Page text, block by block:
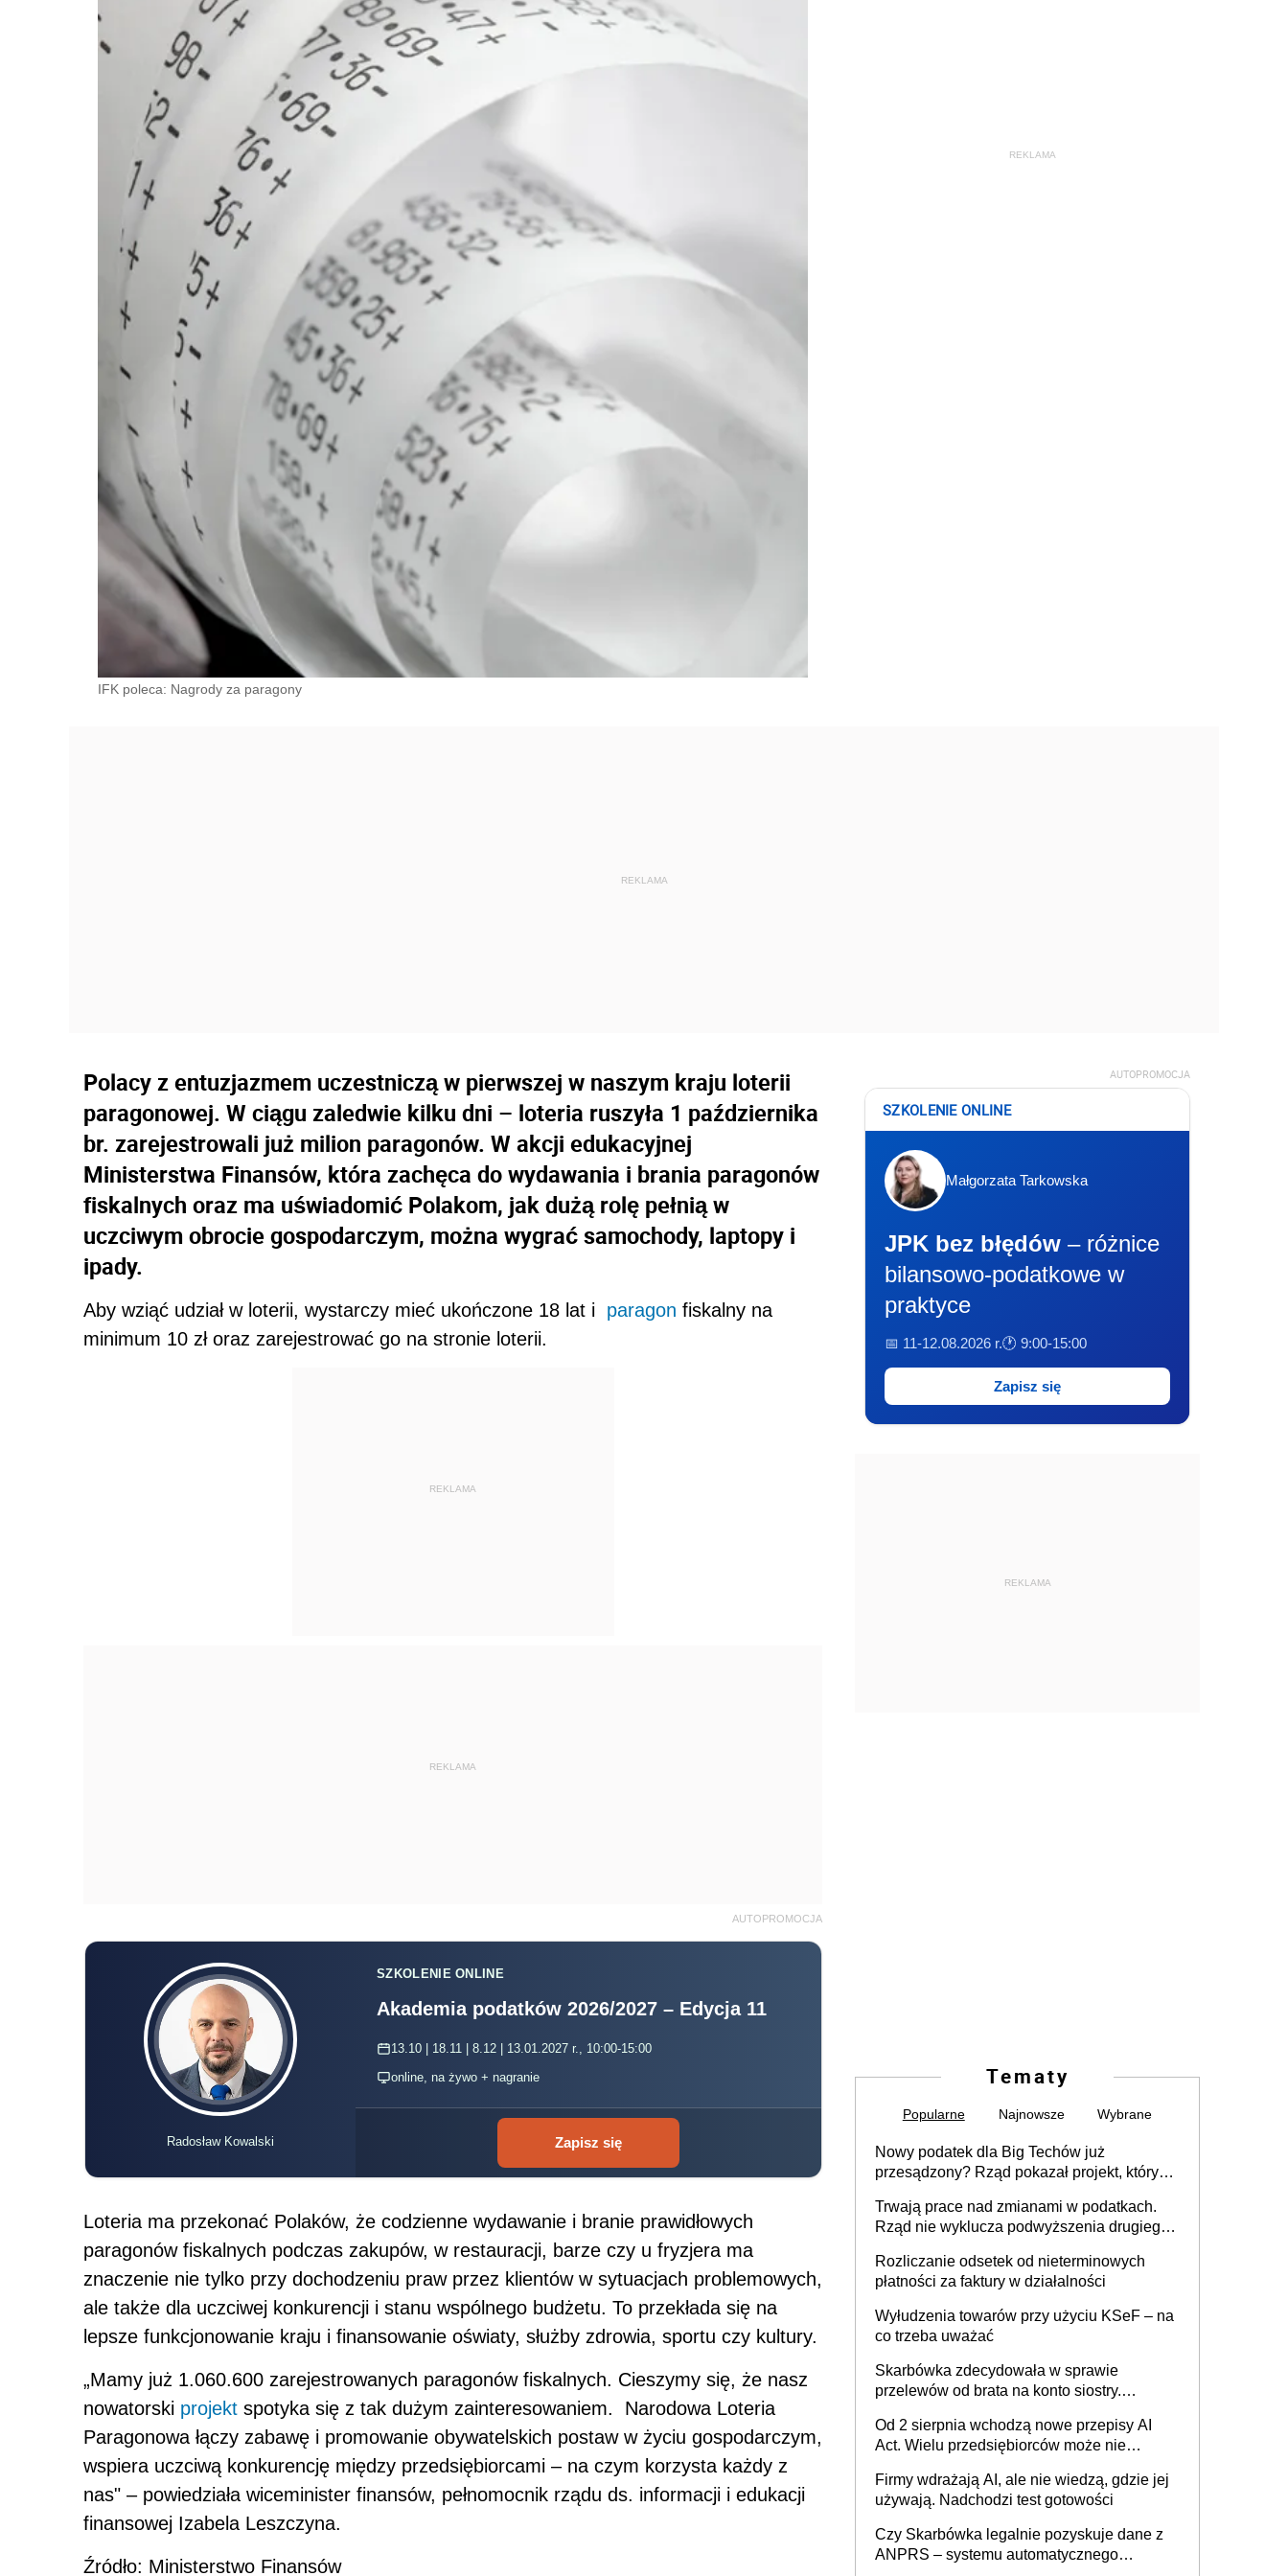
IFK poleca: Nagrody za paragony
Polacy z entuzjazmem uczestniczą w pierwszej w naszym kraju loterii
paragonowej. W ciągu zaledwie kilku dni – loteria ruszyła 1 października
br. zarejestrowali już milion paragonów. W akcji edukacyjnej
Ministerstwa Finansów, która zachęca do wydawania i brania paragonów
fiskalnych oraz ma uświadomić Polakom, jak dużą rolę pełnią w
uczciwym obrocie gospodarczym, można wygrać samochody, laptopy i
ipady.
Aby wziąć udział w loterii, wystarczy mieć ukończone 18 lat i paragon fiskalny na
minimum 10 zł oraz zarejestrować go na stronie loterii.
REKLAMA
REKLAMA
AUTOPROMOCJA
Radosław Kowalski
SZKOLENIE ONLINE
Akademia podatków 2026/2027 – Edycja 11
13.10 | 18.11 | 8.12 | 13.01.2027 r., 10:00-15:00
online, na żywo + nagranie
Zapisz się
Loteria ma przekonać Polaków, że codzienne wydawanie i branie prawidłowych
paragonów fiskalnych podczas zakupów, w restauracji, barze czy u fryzjera ma
znaczenie nie tylko przy dochodzeniu praw przez klientów w sytuacjach problemowych,
ale także dla uczciwej konkurencji i stanu wspólnego budżetu. To przekłada się na
lepsze funkcjonowanie kraju i finansowanie oświaty, służby zdrowia, sportu czy kultury.
„Mamy już 1.060.600 zarejestrowanych paragonów fiskalnych. Cieszymy się, że nasz
nowatorski projekt spotyka się z tak dużym zainteresowaniem. Narodowa Loteria
Paragonowa łączy zabawę i promowanie obywatelskich postaw w życiu gospodarczym,
wspiera uczciwą konkurencję między przedsiębiorcami – na czym korzysta każdy z
nas" – powiedziała wiceminister finansów, pełnomocnik rządu ds. informacji i edukacji
finansowej Izabela Leszczyna.
Źródło: Ministerstwo Finansów
AUTOPROMOCJA
SZKOLENIE ONLINE
Małgorzata Tarkowska
JPK bez błędów – różnice
bilansowo-podatkowe w
praktyce
📅 11-12.08.2026 r.🕐 9:00-15:00
Zapisz się
REKLAMA
Tematy
Popularne Najnowsze Wybrane
Nowy podatek dla Big Techów już
przesądzony? Rząd pokazał projekt, który
Trwają prace nad zmianami w podatkach.
Rząd nie wyklucza podwyższenia drugiego
Rozliczanie odsetek od nieterminowych
płatności za faktury w działalności
Wyłudzenia towarów przy użyciu KSeF – na
co trzeba uważać
Skarbówka zdecydowała w sprawie
przelewów od brata na konto siostry.
darowizna, ale podatku jednak nie będzie
Od 2 sierpnia wchodzą nowe przepisy AI
Act. Wielu przedsiębiorców może nie
Firmy wdrażają AI, ale nie wiedzą, gdzie jej
używają. Nadchodzi test gotowości
Czy Skarbówka legalnie pozyskuje dane z
ANPRS – systemu automatycznego